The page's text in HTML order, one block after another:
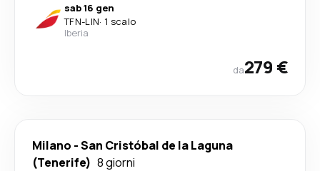
sab 16 gen
TFN-LIN· 1 scalo
Iberia
da279 €
Milano -San Cristóbal de la Laguna
(Tenerife) 8 giorni